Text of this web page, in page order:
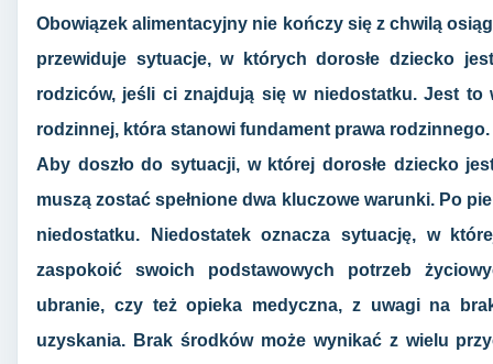
Obowiązek alimentacyjny nie kończy się z chwilą
przewiduje sytuacje, w których dorosłe dziecko
rodziców, jeśli ci znajdują się w niedostatku. Jest
rodzinnej, która stanowi fundament prawa rodzinnego.
Aby doszło do sytuacji, w której dorosłe dziecko
muszą zostać spełnione dwa kluczowe warunki. Po
niedostatku. Niedostatek oznacza sytuację, w
zaspokoić swoich podstawowych potrzeb
ubranie, czy też opieka medyczna, z uwagi na
uzyskania. Brak środków może wynikać z wielu